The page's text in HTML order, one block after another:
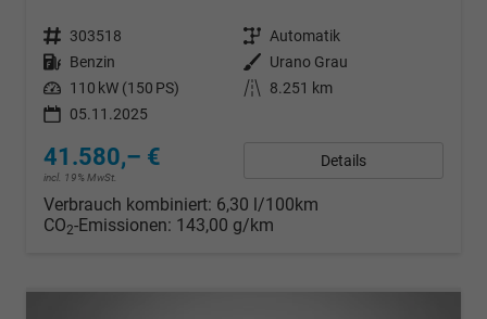
Fahrzeugnr. 303518 Getriebe Automatik
Kraftstoff Benzin Außenfarbe
Urano Grau
Leistung 110 kW (150 PS) Kilometerstand
8.251 km
05.11.2025
41.580,– €
incl. 19% MwSt.
Details
Verbrauch kombiniert: 6,30 l/100km
CO2-Emissionen: 143,00 g/km